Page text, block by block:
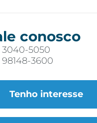
conosco
3040-5050
98148-3600
Tenho interesse